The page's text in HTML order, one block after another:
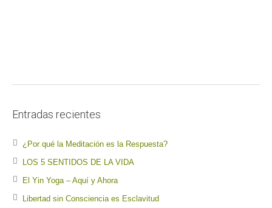
Entradas recientes
¿Por qué la Meditación es la Respuesta?
LOS 5 SENTIDOS DE LA VIDA
El Yin Yoga – Aquí y Ahora
Libertad sin Consciencia es Esclavitud